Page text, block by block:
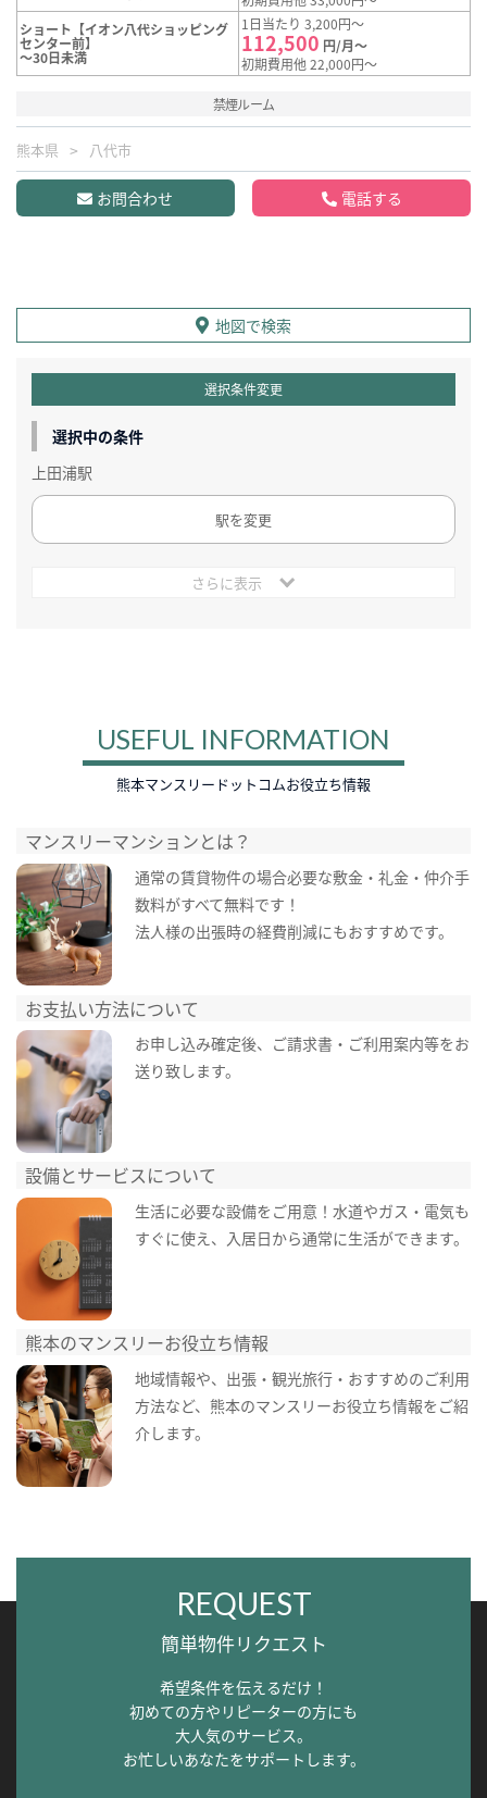
ショート【イオン八代ショッピング
センター前】
～30日未満
1日当たり 3,200円～
112,500 円/月～
初期費用他 22,000円～
禁煙ルーム
熊本県 八代市
お問合わせ 電話する
地図で検索
選択条件変更
選択中の条件
上田浦駅
駅を変更
さらに表示
USEFUL INFORMATION
熊本マンスリードットコムお役立ち情報
マンスリーマンションとは？
通常の賃貸物件の場合必要な敷金・礼金・仲介手
数料がすべて無料です！
法人様の出張時の経費削減にもおすすめです。
お支払い方法について
お申し込み確定後、ご請求書・ご利用案内等をお
送り致します。
設備とサービスについて
生活に必要な設備をご用意！水道やガス・電気も
すぐに使え、入居日から通常に生活ができます。
熊本のマンスリーお役立ち情報
地域情報や、出張・観光旅行・おすすめのご利用
方法など、熊本のマンスリーお役立ち情報をご紹
介します。
REQUEST
簡単物件リクエスト
希望条件を伝えるだけ！
初めての方やリピーターの方にも
大人気のサービス。
お忙しいあなたをサポートします。